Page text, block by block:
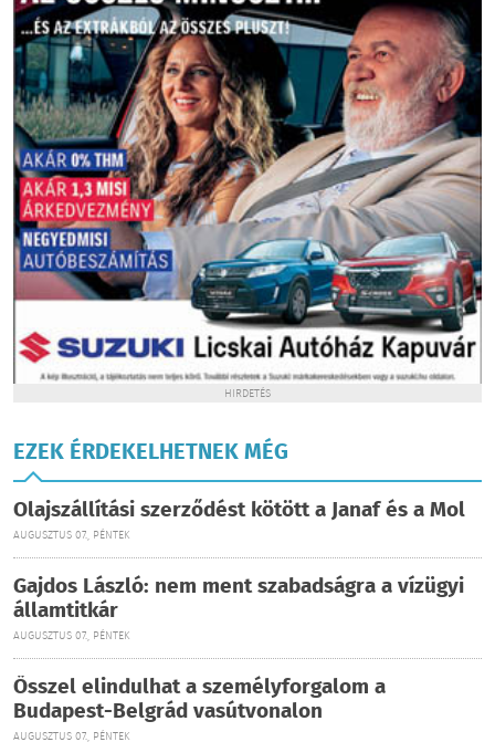
HIRDETÉS
EZEK ÉRDEKELHETNEK MÉG
Olajszállítási szerződést kötött a Janaf és a Mol
AUGUSZTUS 07., PÉNTEK
Gajdos László: nem ment szabadságra a vízügyi
államtitkár
AUGUSZTUS 07., PÉNTEK
Ősszel elindulhat a személyforgalom a
Budapest-Belgrád vasútvonalon
AUGUSZTUS 07., PÉNTEK